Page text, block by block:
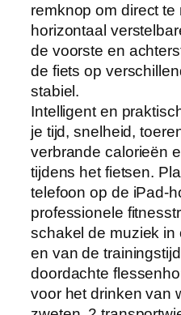
remknop om direct te
horizontaal
de voorste en
de fiets op
stabiel.
Intelligent en
je tijd, snelheid,
verbrande calorieën
tijdens het fietsen.
telefoon op de iPad-
professionele
schakel de muziek in
en van de
doordachte
voor het drinken van